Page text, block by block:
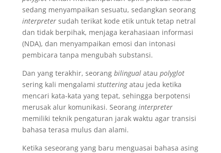
sedang menyampaikan sesuatu, sedangkan seorang
interpreter sudah terikat kode etik untuk tetap netral
dan tidak berpihak, menjaga kerahasiaan informasi
(NDA), dan menyampaikan emosi dan intonasi
pembicara tanpa mengubah substansi.
Dan yang terakhir, seorang bilingual atau polyglot
sering kali mengalami stutteringatau jeda ketika
mencari kata-kata yang tepat, sehingga berpotensi
merusak alur komunikasi. Seorang interpreter
memiliki teknik pengaturan jarak waktu agar transisi
bahasa terasa mulus dan alami.
Ketika seseorang yang baru menguasai bahasa asing